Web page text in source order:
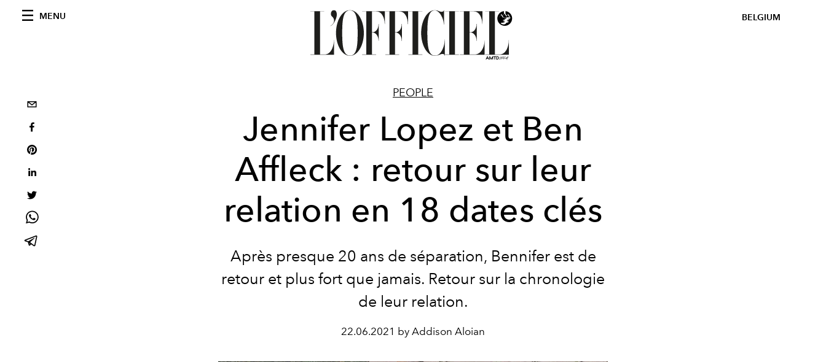
MENU BELGIUM
PEOPLE
Jennifer Lopez et Ben
Affleck : retour sur leur
relation en 18 dates clés
Après presque 20 ans de séparation, Bennifer est de
retour et plus fort que jamais. Retour sur la chronologie
de leur relation.
22.06.2021 by Addison Aloian